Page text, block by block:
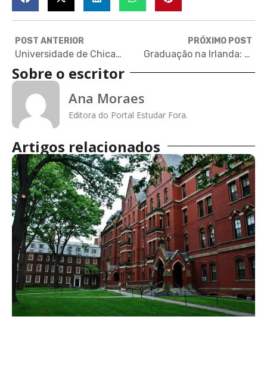
POST ANTERIOR
Universidade de Chicago: instituição de Barack Obama e de uma corrente econômica
PRÓXIMO POST
Graduação na Irlanda: como aplicar, onde estudar, como conseguir uma bolsa
Sobre o escritor
Ana Moraes
Editora do Portal Estudar Fora.
Artigos relacionados